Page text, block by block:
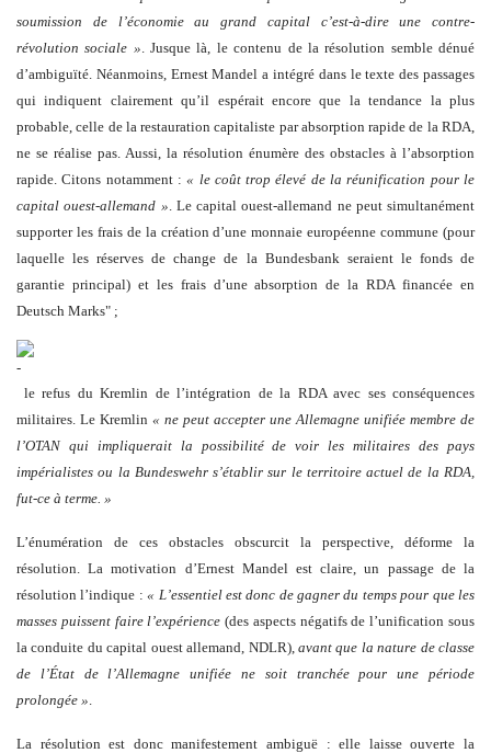
soumission de l’économie au grand capital c’est-à-dire une contre-
révolution sociale » . Jusque là, le contenu de la résolution semble dénué
d’ambiguïté. Néanmoins, Ernest Mandel a intégré dans le texte des passages
qui indiquent clairement qu’il espérait encore que la tendance la plus
probable, celle de la restauration capitaliste par absorption rapide de la RDA,
ne se réalise pas. Aussi, la résolution énumère des obstacles à l’absorption
rapide. Citons notamment :« le coût trop élevé de la réunification pour le
capital ouest-allemand » . Le capital ouest-allemand ne peut simultanément
supporter les frais de la création d’une monnaie européenne commune (pour
laquelle les réserves de change de la Bundesbank seraient le fonds de
garantie principal) et les frais d’une absorption de la RDA financée en
Deutsch Marks" ;
le refus du Kremlin de l’intégration de la RDA avec ses conséquences
militaires. Le Kremlin « ne peut accepter une Allemagne unifiée membre de
l’OTAN qui impliquerait la possibilité de voir les militaires des pays
impérialistes ou la Bundeswehr s’établir sur le territoire actuel de la RDA,
fut-ce à terme. »
L’énumération de ces obstacles obscurcit la perspective, déforme la
résolution. La motivation d’Ernest Mandel est claire, un passage de la
résolution l’indique :« L’essentiel est donc de gagner du temps pour que les
masses puissent faire l’expérience (des aspects négatifs de l’unification sous
la conduite du capital ouest allemand, NDLR), avant que la nature de classe
de l’État de l’Allemagne unifiée ne soit tranchée pour une période
prolongée »
La résolution est donc manifestement ambiguë : elle laisse ouverte la